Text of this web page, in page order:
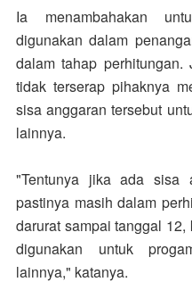
Ia menambahakan
digunakan dalam
dalam tahap
tidak terserap pihaknya
sisa anggaran tersebut
lainnya.
"Tentunya jika ada sisa
pastinya masih dalam
darurat sampai tanggal
digunakan untuk
lainnya," katanya.